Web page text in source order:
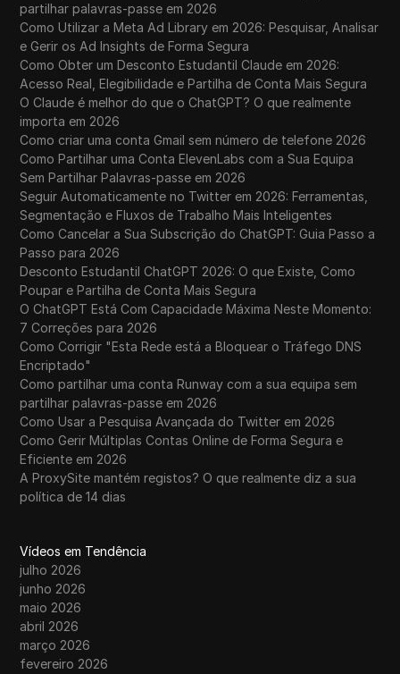
partilhar palavras-passe em 2026
Como Utilizar a Meta Ad Library em 2026: Pesquisar, Analisar
e Gerir os Ad Insights de Forma Segura
Como Obter um Desconto Estudantil Claude em 2026:
Acesso Real, Elegibilidade e Partilha de Conta Mais Segura
O Claude é melhor do que o ChatGPT? O que realmente
importa em 2026
Como criar uma conta Gmail sem número de telefone 2026
Como Partilhar uma Conta ElevenLabs com a Sua Equipa
Sem Partilhar Palavras-passe em 2026
Seguir Automaticamente no Twitter em 2026: Ferramentas,
Segmentação e Fluxos de Trabalho Mais Inteligentes
Como Cancelar a Sua Subscrição do ChatGPT: Guia Passo a
Passo para 2026
Desconto Estudantil ChatGPT 2026: O que Existe, Como
Poupar e Partilha de Conta Mais Segura
O ChatGPT Está Com Capacidade Máxima Neste Momento:
7 Correções para 2026
Como Corrigir "Esta Rede está a Bloquear o Tráfego DNS
Encriptado"
Como partilhar uma conta Runway com a sua equipa sem
partilhar palavras-passe em 2026
Como Usar a Pesquisa Avançada do Twitter em 2026
Como Gerir Múltiplas Contas Online de Forma Segura e
Eficiente em 2026
A ProxySite mantém registos? O que realmente diz a sua
política de 14 dias
Vídeos em Tendência
julho 2026
junho 2026
maio 2026
abril 2026
março 2026
fevereiro 2026